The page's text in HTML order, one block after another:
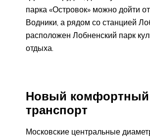
парка «Островок» можно дойти
Водники, а рядом со станцией
расположен Лобненский парк
отдыха.
Новый комфортный
транспорт
Московские центральные